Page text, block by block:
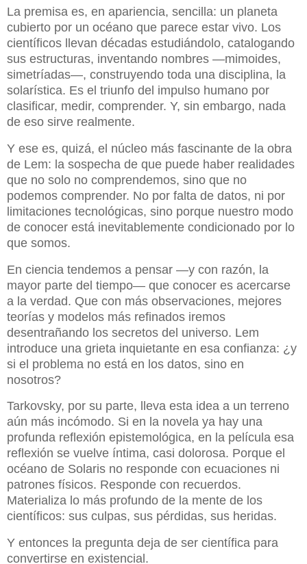
La premisa es, en apariencia, sencilla: un planeta
cubierto por un océano que parece estar vivo. Los
científicos llevan décadas estudiándolo, catalogando
sus estructuras, inventando nombres —mimoides,
simetríadas—, construyendo toda una disciplina, la
solarística. Es el triunfo del impulso humano por
clasificar, medir, comprender. Y, sin embargo, nada
de eso sirve realmente.
Y ese es, quizá, el núcleo más fascinante de la obra
de Lem: la sospecha de que puede haber realidades
que no solo no comprendemos, sino que no
podemos comprender. No por falta de datos, ni por
limitaciones tecnológicas, sino porque nuestro modo
de conocer está inevitablemente condicionado por lo
que somos.
En ciencia tendemos a pensar —y con razón, la
mayor parte del tiempo— que conocer es acercarse
a la verdad. Que con más observaciones, mejores
teorías y modelos más refinados iremos
desentrañando los secretos del universo. Lem
introduce una grieta inquietante en esa confianza: ¿y
si el problema no está en los datos, sino en
nosotros?
Tarkovsky, por su parte, lleva esta idea a un terreno
aún más incómodo. Si en la novela ya hay una
profunda reflexión epistemológica, en la película esa
reflexión se vuelve íntima, casi dolorosa. Porque el
océano de Solaris no responde con ecuaciones ni
patrones físicos. Responde con recuerdos.
Materializa lo más profundo de la mente de los
científicos: sus culpas, sus pérdidas, sus heridas.
Y entonces la pregunta deja de ser científica para
convertirse en existencial.